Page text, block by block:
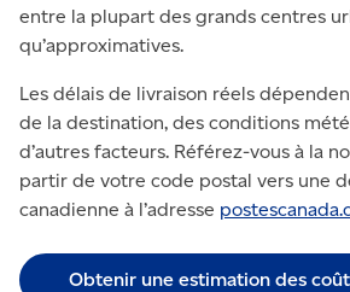
entre la plupart des grands centres
qu’approximatives.
Les délais de livraison réels
de la destination, des conditions
d’autres facteurs. Référez-vous à la
partir de votre code postal vers une
canadienne à l’adresse
Obtenir une estimation des